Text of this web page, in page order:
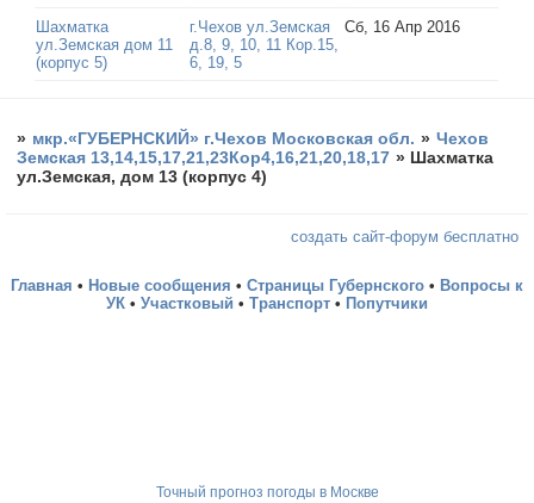
Шахматка
ул.Земская дом 11
(корпус 5)
г.Чехов ул.Земская
д.8, 9, 10, 11 Кор.15,
6, 19, 5
Сб, 16 Апр 2016
» мкр.«ГУБЕРНСКИЙ» г.Чехов Московская обл. » Чехов
Земская 13,14,15,17,21,23Кор4,16,21,20,18,17 » Шахматка
ул.Земская, дом 13 (корпус 4)
создать сайт-форум бесплатно
Главная • Новые сообщения • Страницы Губернского • Вопросы к
УК • Участковый • Транспорт • Попутчики
Точный прогноз погоды в Москве